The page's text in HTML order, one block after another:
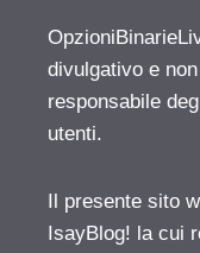
divulgativo e
responsabile
utenti.
Il presente sito
IsayBlog! la cui